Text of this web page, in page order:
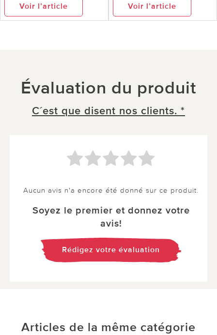
Voir l’article Voir l’article
Évaluation du produit
C´est que disent nos clients. *
Aucun avis n'a encore été donné sur ce produit.
Soyez le premier et donnez votre
avis!
Rédigez votre évaluation
Articles de la même catégorie